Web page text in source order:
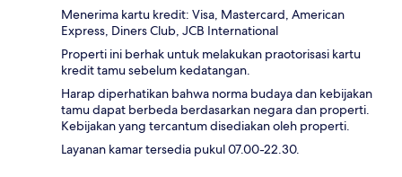
Menerima kartu kredit: Visa, Mastercard, American
Express, Diners Club, JCB International
Properti ini berhak untuk melakukan praotorisasi kartu
kredit tamu sebelum kedatangan.
Harap diperhatikan bahwa norma budaya dan kebijakan
tamu dapat berbeda berdasarkan negara dan properti.
Kebijakan yang tercantum disediakan oleh properti.
Layanan kamar tersedia pukul 07.00-22.30.